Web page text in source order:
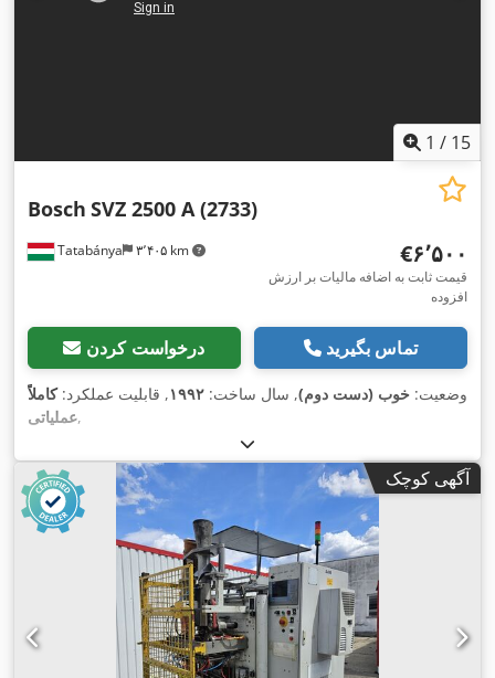
1 / 15
Tatabánya ۳٬۴۰۵ km
Bosch SVZ 2500 A (2733)
‎€۶٬۵۰۰
قیمت ثابت به اضافه مالیات بر ارزش
افزوده
درخواست کردن تماس بگیرید
وضعیت: خوب (دست دوم), سال ساخت: ۱۹۹۲, قابلیت عملکرد:کاملاً
عملیاتی,
آگهی کوچک